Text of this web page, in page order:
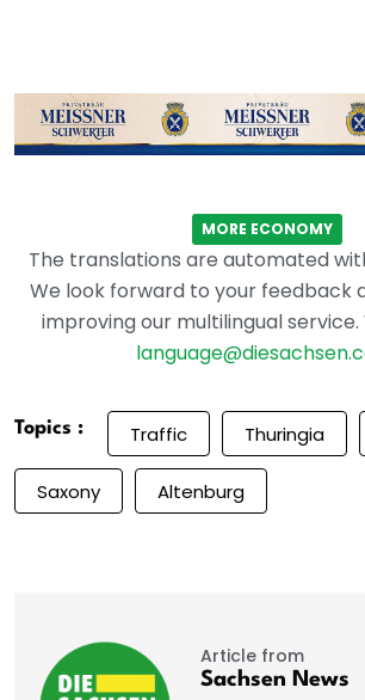
MORE ECONOMY
The translations are automated
We look forward to your feedback
improving our multilingual
Topics : Traffic Thuringia
Saxony Altenburg
Article from
Sachsen News